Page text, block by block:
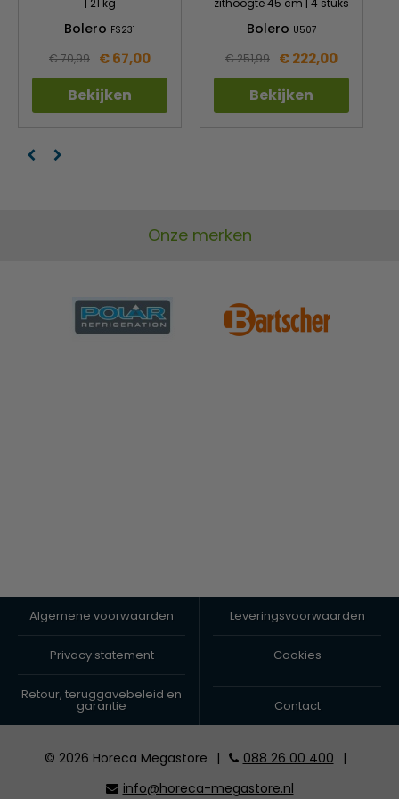
| 21 kg
Bolero FS231
€ 70,99 € 67,00
Bekijken
zithoogte 45 cm | 4 stuks
Bolero U507
€ 251,99 € 222,00
Bekijken
Onze merken
Algemene voorwaarden Leveringsvoorwaarden
Privacy statement Cookies
Retour, teruggavebeleid en
garantie Contact
© 2026 Horeca Megastore | 088 26 00 400
|
info@horeca-megastore.nl